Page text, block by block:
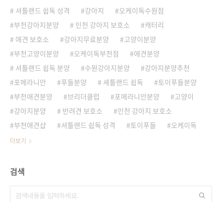
셔틀랜드 쉽독 성격 강아지
오케이독수원점
부천강아지분양
인천 강아지 보호소
캐터리
애견 보호소
강아지무료분양
고양이분양
부천고양이분양
오케이독부천점
애견분양
셔틀랜드 쉽독 분양
수원강아지분양
강아지분양추천
포메라니안
푸들분양 셰틀랜드 쉽독
토이푸들분양
부천애견분양
브리더클럽 포메라니안분양
고양이
강아지분양
반려견 보호소
인천 강아지 보호소
부천애견샵
셔틀랜드 쉽독 성격 토이푸들 오케이독
더보기
검색